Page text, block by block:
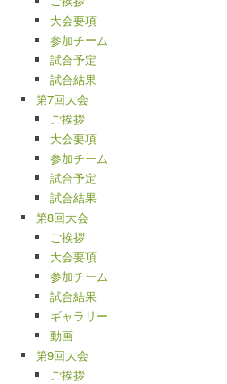
大会要項
参加チーム
試合予定
試合結果
第7回大会
ご挨拶
大会要項
参加チーム
試合予定
試合結果
第8回大会
ご挨拶
大会要項
参加チーム
試合結果
ギャラリー
動画
第9回大会
ご挨拶